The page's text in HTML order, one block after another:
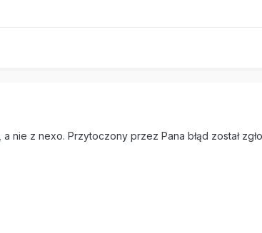
nie z nexo. Przytoczony przez Pana błąd został